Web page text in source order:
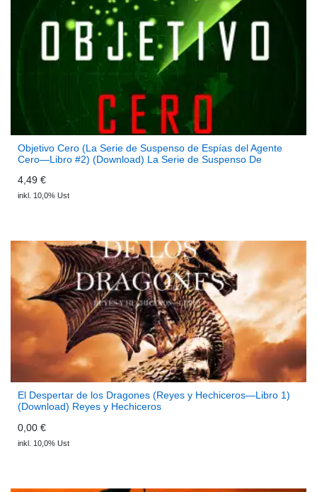
Objetivo Cero (La Serie de Suspenso de Espías del Agente
Cero—Libro #2) (Download) La Serie de Suspenso De
4,49 €
inkl. 10,0% Ust
El Despertar de los Dragones (Reyes y Hechiceros—Libro 1)
(Download) Reyes y Hechiceros
0,00 €
inkl. 10,0% Ust